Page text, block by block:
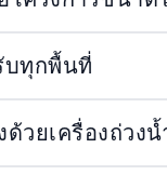
ทุกพื้นที่
ด้วยเครื่องถ่วง